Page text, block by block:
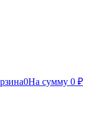
0На сумму 0 ₽